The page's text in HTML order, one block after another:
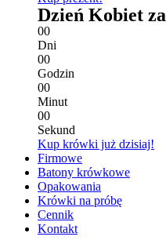
Dzień Kobiet za
00
Dni
00
Godzin
00
Minut
00
Sekund
Kup krówki już dzisiaj!
Firmowe
Batony krówkowe
Opakowania
Krówki na próbę
Cennik
Kontakt